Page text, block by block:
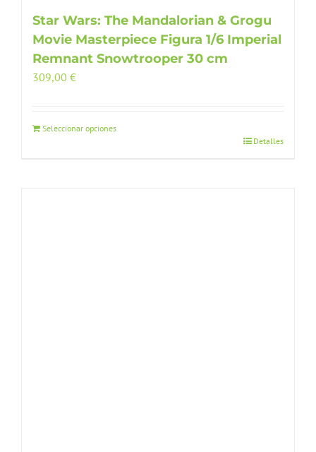
Star Wars: The Mandalorian & Grogu
Movie Masterpiece Figura 1/6 Imperial
Remnant Snowtrooper 30 cm
309,00 €
Seleccionar opciones
Detalles